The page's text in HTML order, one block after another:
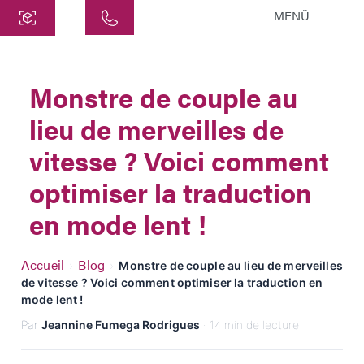
Siemensstraße 47
25462 Rellingen
info@atek.de
+49 4101 7953-0
Ouvrir le chat
Nom
Nom de l'entreprise
MENÜ
Monstre de couple au
lieu de merveilles de
vitesse ? Voici comment
optimiser la traduction
en mode lent !
Accueil Blog
Monstre de couple au lieu de merveilles
de vitesse ? Voici comment optimiser la traduction en
mode lent !
Par Jeannine Fumega Rodrigues · 14 min de lecture